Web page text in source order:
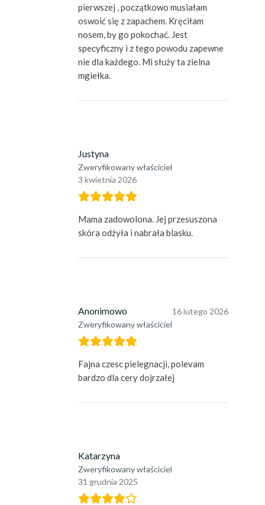
pierwszej , początkowo musiałam
oswoić się z zapachem. Kręciłam
nosem, by go pokochać. Jest
specyficzny i z tego powodu zapewne
nie dla każdego. Mi służy ta zielna
mgiełka.
Justyna
Zweryfikowany właściciel
3 kwietnia 2026
Mama zadowolona. Jej przesuszona
skóra odżyła i nabrała blasku.
Anonimowo
Zweryfikowany właściciel
16 lutego 2026
Fajna czesc pielegnacji, polevam
bardzo dla cery dojrzałej
Katarzyna
Zweryfikowany właściciel
31 grudnia 2025